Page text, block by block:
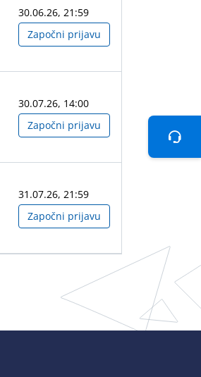
30.06.26, 21:59
Započni prijavu
30.07.26, 14:00
Započni prijavu
31.07.26, 21:59
Započni prijavu